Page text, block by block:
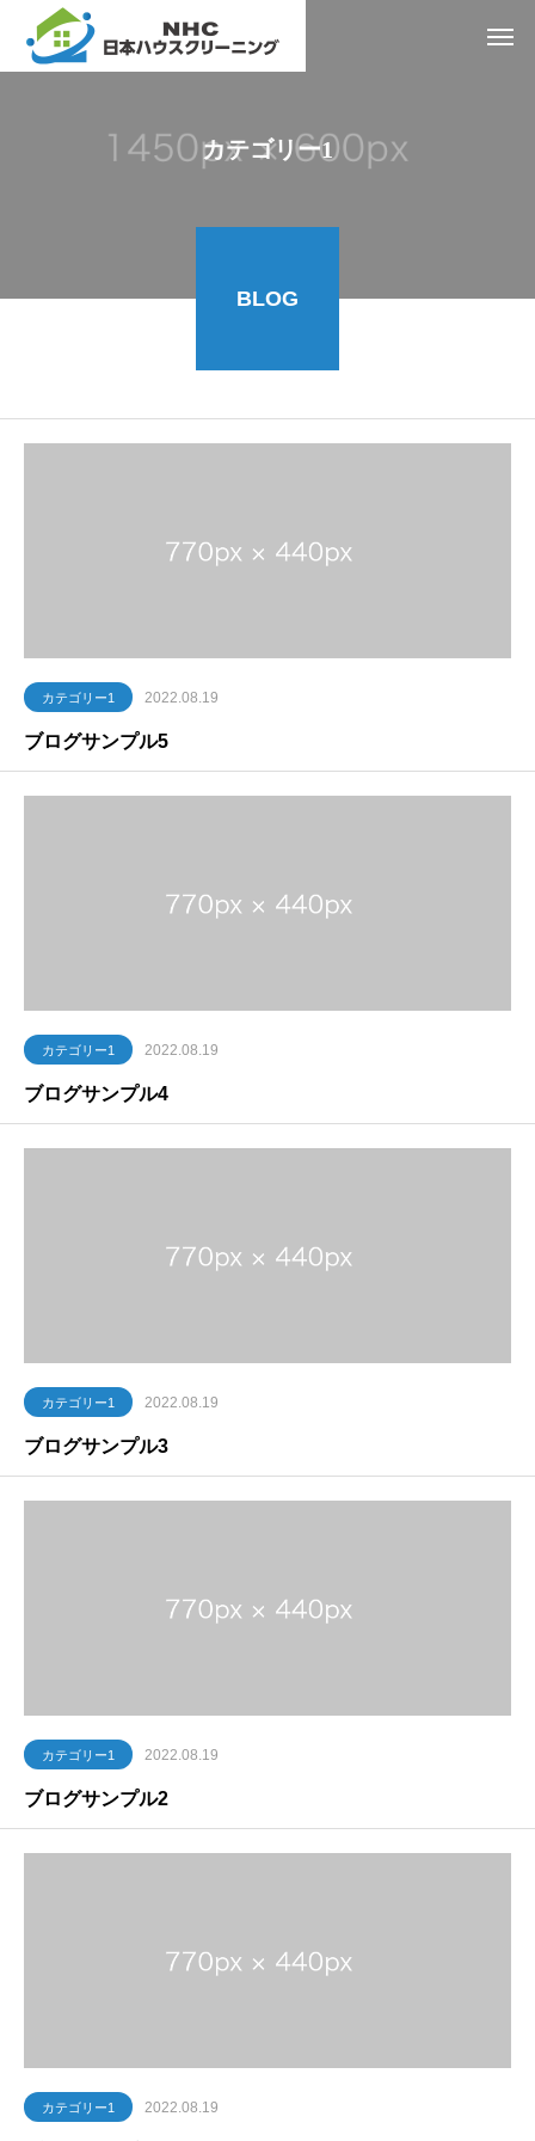
カテゴリー1
BLOG
カテゴリー1 2022.08.19
ブログサンプル5
カテゴリー1 2022.08.19
ブログサンプル4
カテゴリー1 2022.08.19
ブログサンプル3
カテゴリー1 2022.08.19
ブログサンプル2
カテゴリー1 2022.08.19